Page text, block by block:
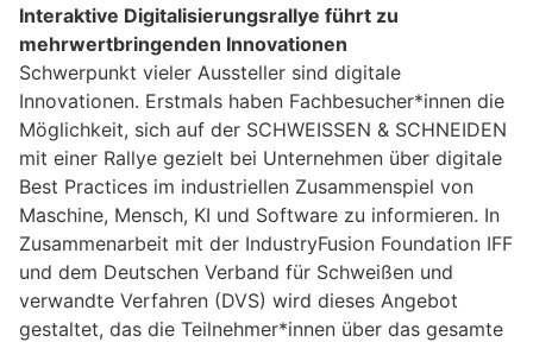
Interaktive Digitalisierungsrallye führt zu
mehrwertbringenden Innovationen
Schwerpunkt vieler Aussteller sind digitale
Innovationen. Erstmals haben Fachbesucher*innen die
Möglichkeit, sich auf der SCHWEISSEN & SCHNEIDEN
mit einer Rallye gezielt bei Unternehmen über digitale
Best Practices im industriellen Zusammenspiel von
Maschine, Mensch, KI und Software zu informieren. In
Zusammenarbeit mit der IndustryFusion Foundation IFF
und dem Deutschen Verband für Schweißen und
verwandte Verfahren (DVS) wird dieses Angebot
gestaltet, das die Teilnehmer*innen über das gesamte